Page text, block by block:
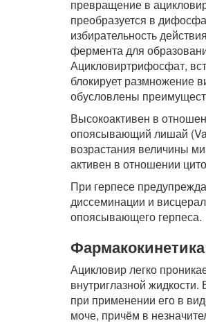
превращение в
преобразуется в
избирательность
фермента для
Ацикловиртрифосфат,
блокирует размножение
обусловлены
Высокоактивен в
опоясывающий лишай
возрастания величины
активен в отношении
При герпесе
диссеминации и
опоясывающего герпеса.
Ацикловир легко
внутриглазной
при применении его в
моче, причём в